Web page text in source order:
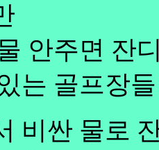
안주면 잔
는 골프장
비싼 물로